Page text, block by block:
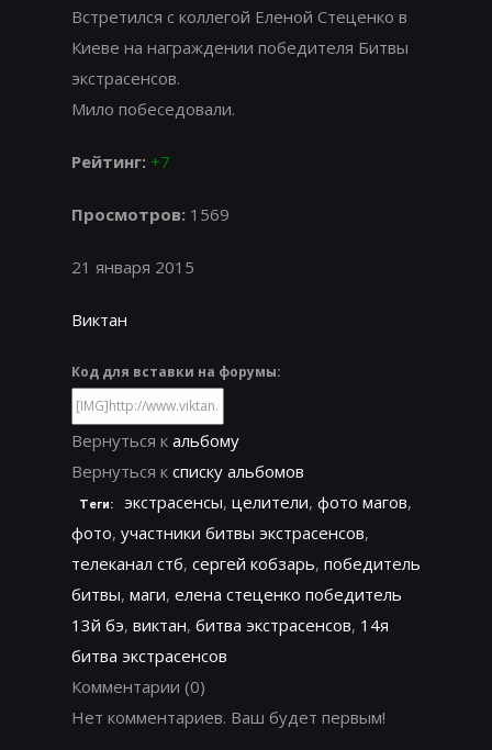
Встретился с коллегой Еленой Стеценко в
Киеве на награждении победителя Битвы
экстрасенсов.
Мило побеседовали.
Рейтинг: +7
Просмотров: 1569
21 января 2015
Виктан
Код для вставки на форумы:
Вернуться к альбому
Вернуться к списку альбомов
Теги: экстрасенсы, целители, фото магов,
фото, участники битвы экстрасенсов,
телеканал стб, сергей кобзарь, победитель
битвы, маги, елена стеценко победитель
13й бэ, виктан, битва экстрасенсов, 14я
битва экстрасенсов
Комментарии (0)
Нет комментариев. Ваш будет первым!